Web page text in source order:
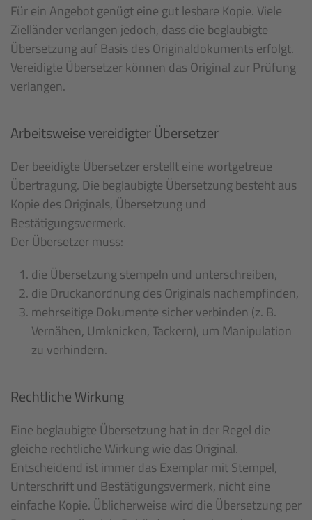
Für ein Angebot genügt eine gut lesbare Kopie. Viele
Zielländer verlangen jedoch, dass die beglaubigte
Übersetzung auf Basis des Originaldokuments erfolgt.
Vereidigte Übersetzer können das Original zur Prüfung
verlangen.
Arbeitsweise vereidigter Übersetzer
Der beeidigte Übersetzer erstellt eine wortgetreue
Übertragung. Die beglaubigte Übersetzung besteht aus
Kopie des Originals, Übersetzung und
Bestätigungsvermerk.
Der Übersetzer muss:
die Übersetzung stempeln und unterschreiben,
die Druckanordnung des Originals nachempfinden,
mehrseitige Dokumente sicher verbinden (z. B.
Vernähen, Umknicken, Tackern), um Manipulation
zu verhindern.
Rechtliche Wirkung
Eine beglaubigte Übersetzung hat in der Regel die
gleiche rechtliche Wirkung wie das Original.
Entscheidend ist immer das Exemplar mit Stempel,
Unterschrift und Bestätigungsvermerk, nicht eine
einfache Kopie. Üblicherweise wird die Übersetzung per